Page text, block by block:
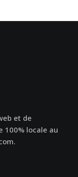
et de
100% locale au